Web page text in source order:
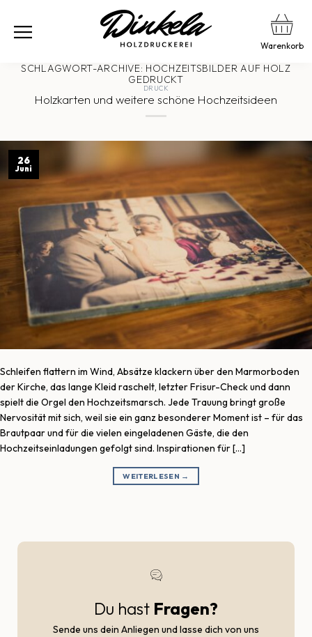
Warenkorb
SCHLAGWORT-ARCHIVE: HOCHZEITSBILDER AUF HOLZ
GEDRUCKT
DRUCK
Holzkarten und weitere schöne Hochzeitsideen
26
Juni
Schleifen flattern im Wind, Absätze klackern über den Marmorboden
der Kirche, das lange Kleid raschelt, letzter Frisur-Check und dann
spielt die Orgel den Hochzeitsmarsch. Jede Trauung bringt große
Nervosität mit sich, weil sie ein ganz besonderer Moment ist – für das
Brautpaar und für die vielen eingeladenen Gäste, die den
Hochzeitseinladungen gefolgt sind. Inspirationen für […]
WEITERLESEN →
Du hast Fragen?
Sende uns dein Anliegen und lasse dich von uns